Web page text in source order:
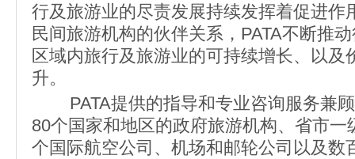
行及旅游业的尽责发展持续发挥着促进作
民间旅游机构的伙伴关系，PATA不断推
区域内旅行及旅游业的可持续增长、以及
升。
PATA提供的指导和专业咨询服务兼顾
80个国家和地区的政府旅游机构、省市一
个国际航空公司、机场和邮轮公司以及数